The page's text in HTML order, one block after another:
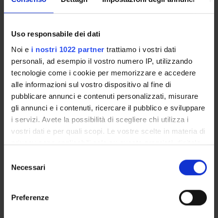
Uso responsabile dei dati
Noi e i nostri 1022 partner trattiamo i vostri dati
personali, ad esempio il vostro numero IP, utilizzando
tecnologie come i cookie per memorizzare e accedere
alle informazioni sul vostro dispositivo al fine di
pubblicare annunci e contenuti personalizzati, misurare
gli annunci e i contenuti, ricercare il pubblico e sviluppare
i servizi. Avete la possibilità di scegliere chi utilizza i
vostri dati e per quali scopi. Le vostre scelte in materia di
privacy sono applicabili solo su questa proprietà digitale
modificare o revocare il proprio consenso in qualsiasi
momento dalla Dichiarazione sui cookie o facendo clic
delNecessari
Preferenze
ATTACHMENTS
Foto (jpeg, it, 72 KB, 18/03/26)
Programme Director
Marcella Milana
Department
ORGANISATION